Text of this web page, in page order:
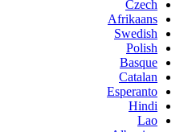
Czech
Afrikaans
Swedish
Polish
Basque
Catalan
Esperanto
Hindi
Lao